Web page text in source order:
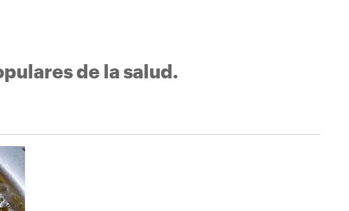
de la salud.